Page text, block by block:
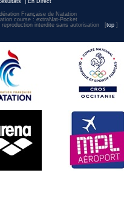
En Direct
Française de Natation
course : extraNat-Pocket
interdite sans autorisation
[top ]